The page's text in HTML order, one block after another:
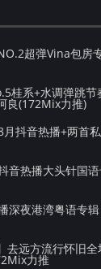
超弹Vina包房
桂系+水调弹跳
良(172Mix力推)
月抖音热播+两首
音热播大头针国
深夜港湾粤语专辑
去远方流行怀旧
力推